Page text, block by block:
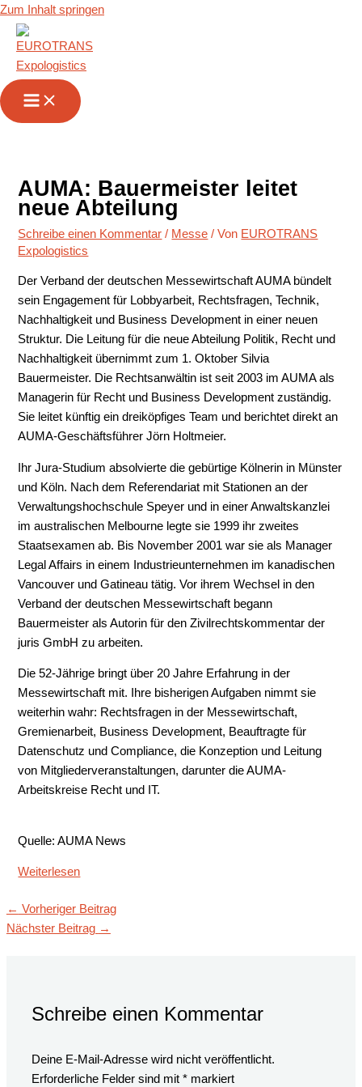
Zum Inhalt springen
AUMA: Bauermeister leitet
neue Abteilung
Schreibe einen Kommentar / Messe / Von EUROTRANS
Expologistics
Der Verband der deutschen Messewirtschaft AUMA bündelt
sein Engagement für Lobbyarbeit, Rechtsfragen, Technik,
Nachhaltigkeit und Business Development in einer neuen
Struktur. Die Leitung für die neue Abteilung Politik, Recht und
Nachhaltigkeit übernimmt zum 1. Oktober Silvia
Bauermeister. Die Rechtsanwältin ist seit 2003 im AUMA als
Managerin für Recht und Business Development zuständig.
Sie leitet künftig ein dreiköpfiges Team und berichtet direkt an
AUMA-Geschäftsführer Jörn Holtmeier.
Ihr Jura-Studium absolvierte die gebürtige Kölnerin in Münster
und Köln. Nach dem Referendariat mit Stationen an der
Verwaltungshochschule Speyer und in einer Anwaltskanzlei
im australischen Melbourne legte sie 1999 ihr zweites
Staatsexamen ab. Bis November 2001 war sie als Manager
Legal Affairs in einem Industrieunternehmen im kanadischen
Vancouver und Gatineau tätig. Vor ihrem Wechsel in den
Verband der deutschen Messewirtschaft begann
Bauermeister als Autorin für den Zivilrechtskommentar der
juris GmbH zu arbeiten.
Die 52-Jährige bringt über 20 Jahre Erfahrung in der
Messewirtschaft mit. Ihre bisherigen Aufgaben nimmt sie
weiterhin wahr: Rechtsfragen in der Messewirtschaft,
Gremienarbeit, Business Development, Beauftragte für
Datenschutz und Compliance, die Konzeption und Leitung
von Mitgliederveranstaltungen, darunter die AUMA-
Arbeitskreise Recht und IT.
Quelle: AUMA News
Weiterlesen
← Vorheriger Beitrag
Nächster Beitrag →
Schreibe einen Kommentar
Deine E-Mail-Adresse wird nicht veröffentlicht.
Erforderliche Felder sind mit* markiert